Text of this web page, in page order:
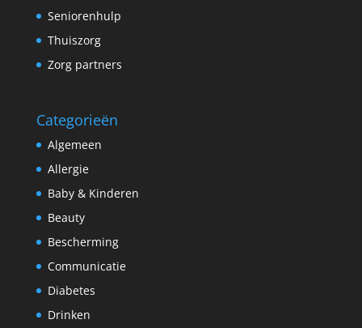
Seniorenhulp
Thuiszorg
Zorg partners
Categorieën
Algemeen
Allergie
Baby & Kinderen
Beauty
Bescherming
Communicatie
Diabetes
Drinken